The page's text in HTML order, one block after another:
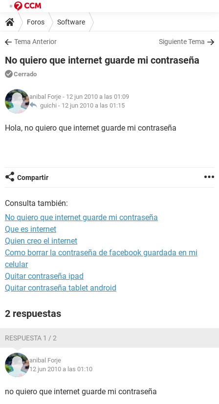
Foros Software
Tema Anterior Siguiente Tema
No quiero que internet guarde mi contraseña
Cerrado
anibal Forje - 12 jun 2010 a las 01:09
guichi - 12 jun 2010 a las 01:15
Hola, no quiero que internet guarde mi contraseña
Compartir
Consulta también:
No quiero que internet guarde mi contraseña
Que es internet
Quien creo el internet
Como borrar la contraseña de facebook guardada en mi
celular
Quitar contraseña ipad
Quitar contraseña tablet android
2 respuestas
RESPUESTA 1 / 2
anibal Forje
12 jun 2010 a las 01:10
no quiero que internet guarde mi contraseña